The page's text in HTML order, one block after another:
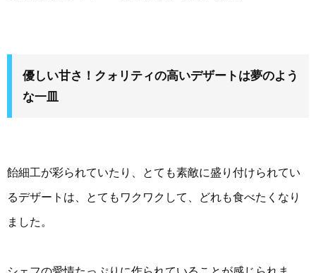
優しい甘さ！クォリティの高いデザートは夢のよう
な一皿
飴細工が彩られていたり、とても素敵に盛り付けられてい
るデザートは、とてもワクワクして、どれも食べたくなり
ました。